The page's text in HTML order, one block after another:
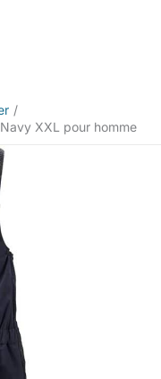
XXL pour homme